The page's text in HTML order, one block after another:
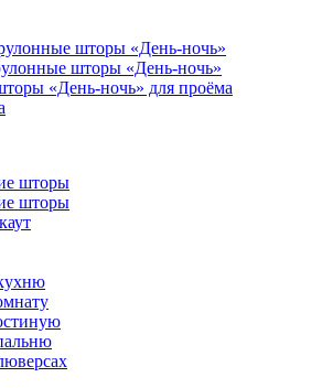
шторы «День-ночь»
шторы «День-ночь»
«День-ночь» для проёма
шторы
шторы